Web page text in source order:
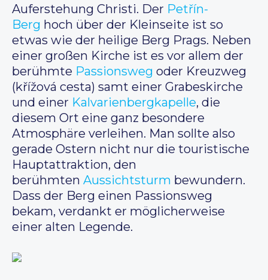
Auferstehung Christi. Der Petřín-
Berg hoch über der Kleinseite ist so
etwas wie der heilige Berg Prags. Neben
einer großen Kirche ist es vor allem der
berühmte Passionsweg oder Kreuzweg
(křížová cesta) samt einer Grabeskirche
und einer Kalvarienbergkapelle, die
diesem Ort eine ganz besondere
Atmosphäre verleihen. Man sollte also
gerade Ostern nicht nur die touristische
Hauptattraktion, den
berühmten Aussichtsturm bewundern.
Dass der Berg einen Passionsweg
bekam, verdankt er möglicherweise
einer alten Legende.